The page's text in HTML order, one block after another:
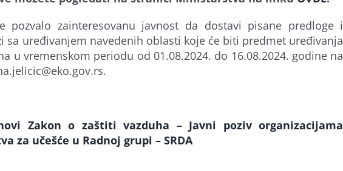
pozvalo zainteresovanu javnost da dostavi pisane predloge i
sa uređivanjem navedenih oblasti koje će biti predmet uređivanja
u vremenskom periodu od 01.08.2024. do 16.08.2024. godine na
Zakon o zaštiti vazduha – Javni poziv organizacijama
za učešće u Radnoj grupi – SRDA